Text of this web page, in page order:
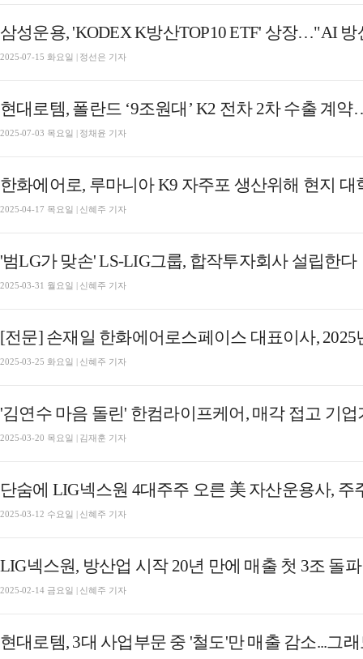
삼성운용, 'KODEX K방산TOP10 ETF' 상장…"AI
2025-07-15 화요일 | 정선은 기자
현대로템, 폴란드 ‘9조원대’ K2 전차 2차 수출 계
2025-07-03 목요일 | 정채윤 기자
한화에어로, 루마니아 K9 자주포 생산위해 현지 대
2025-04-17 목요일 | 신혜주 기자
'범LG가 맞손' LS-LIG그룹, 합작투자회사 설립한다
2025-03-31 월요일 | 신혜주 기자
[전문] 손재일 한화에어로스페이스 대표이사,
2025-03-25 화요일 | 신혜주 기자
'김연수 마음 돌린' 한컴라이프케어, 매각 접고 기
2025-03-20 목요일 | 김재훈 기자
단숨에 LIG넥스원 4대주주 오른 美 자산운용사, 주
2025-03-12 수요일 | 신혜주 기자
LIG넥스원, 방산업 시작 20년 만에 매출 첫 3조 돌파
2025-02-14 금요일 | 신혜주 기자
현대로템, 3대 사업부문 중 '철도'만 매출 감소...그